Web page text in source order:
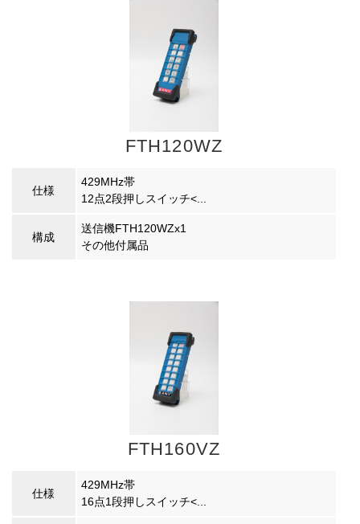
FTH120WZ
仕様
429MHz帯
12点2段押しスイッチ<...
構成
送信機FTH120WZx1
その他付属品
FTH160VZ
仕様
429MHz帯
16点1段押しスイッチ<...